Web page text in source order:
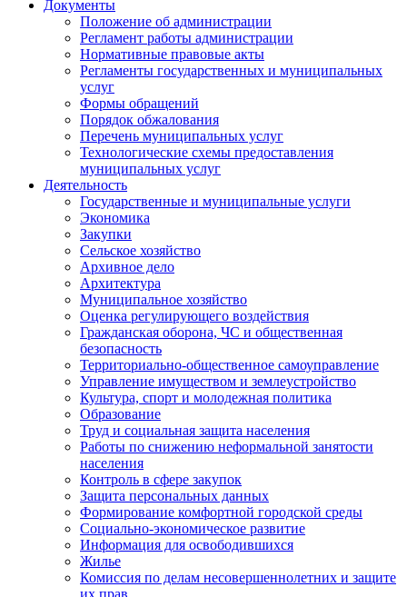
Документы
Положение об администрации
Регламент работы администрации
Нормативные правовые акты
Регламенты государственных и муниципальных
услуг
Формы обращений
Порядок обжалования
Перечень муниципальных услуг
Технологические схемы предоставления
муниципальных услуг
Деятельность
Государственные и муниципальные услуги
Экономика
Закупки
Сельское хозяйство
Архивное дело
Архитектура
Муниципальное хозяйство
Оценка регулирующего воздействия
Гражданская оборона, ЧС и общественная
безопасность
Территориально-общественное самоуправление
Управление имуществом и землеустройство
Культура, спорт и молодежная политика
Образование
Труд и социальная защита населения
Работы по снижению неформальной занятости
населения
Контроль в сфере закупок
Защита персональных данных
Формирование комфортной городской среды
Социально-экономическое развитие
Информация для освободившихся
Жилье
Комиссия по делам несовершеннолетних и защите